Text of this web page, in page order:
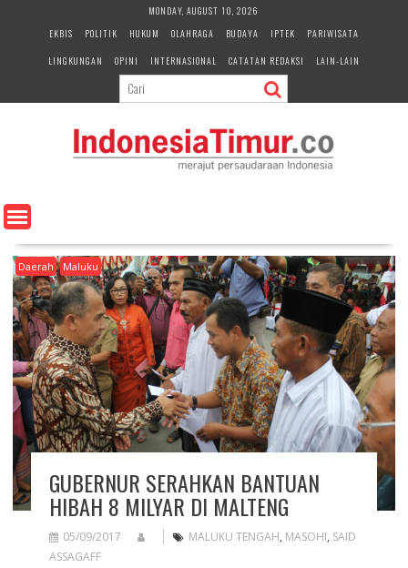
e
n
MONDAY, AUGUST 10, 2026
EKBIS
POLITIK HUKUM OLAHRAGA BUDAYA IPTEK
PARIWISATA
LINGKUNGAN
OPINI INTERNASIONAL CATATAN REDAKSI LAIN-LAIN
Daerah Maluku
​GUBERNUR SERAHKAN BANTUAN
HIBAH 8 MILYAR DI MALTENG
05/09/2017 MALUKU TENGAH, MASOHI, SAID
ASSAGAFF